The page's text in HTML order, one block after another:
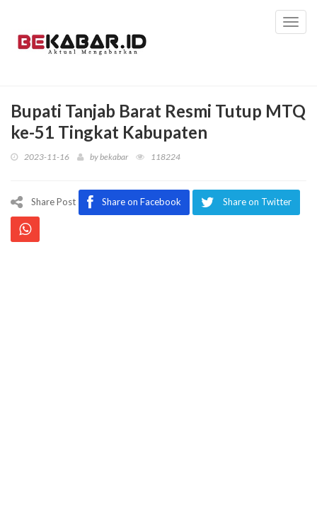
Bupati Tanjab Barat Resmi Tutup MTQ
ke-51 Tingkat Kabupaten
2023-11-16 bybekabar 118224
Share Post Share on Facebook Share on Twitter